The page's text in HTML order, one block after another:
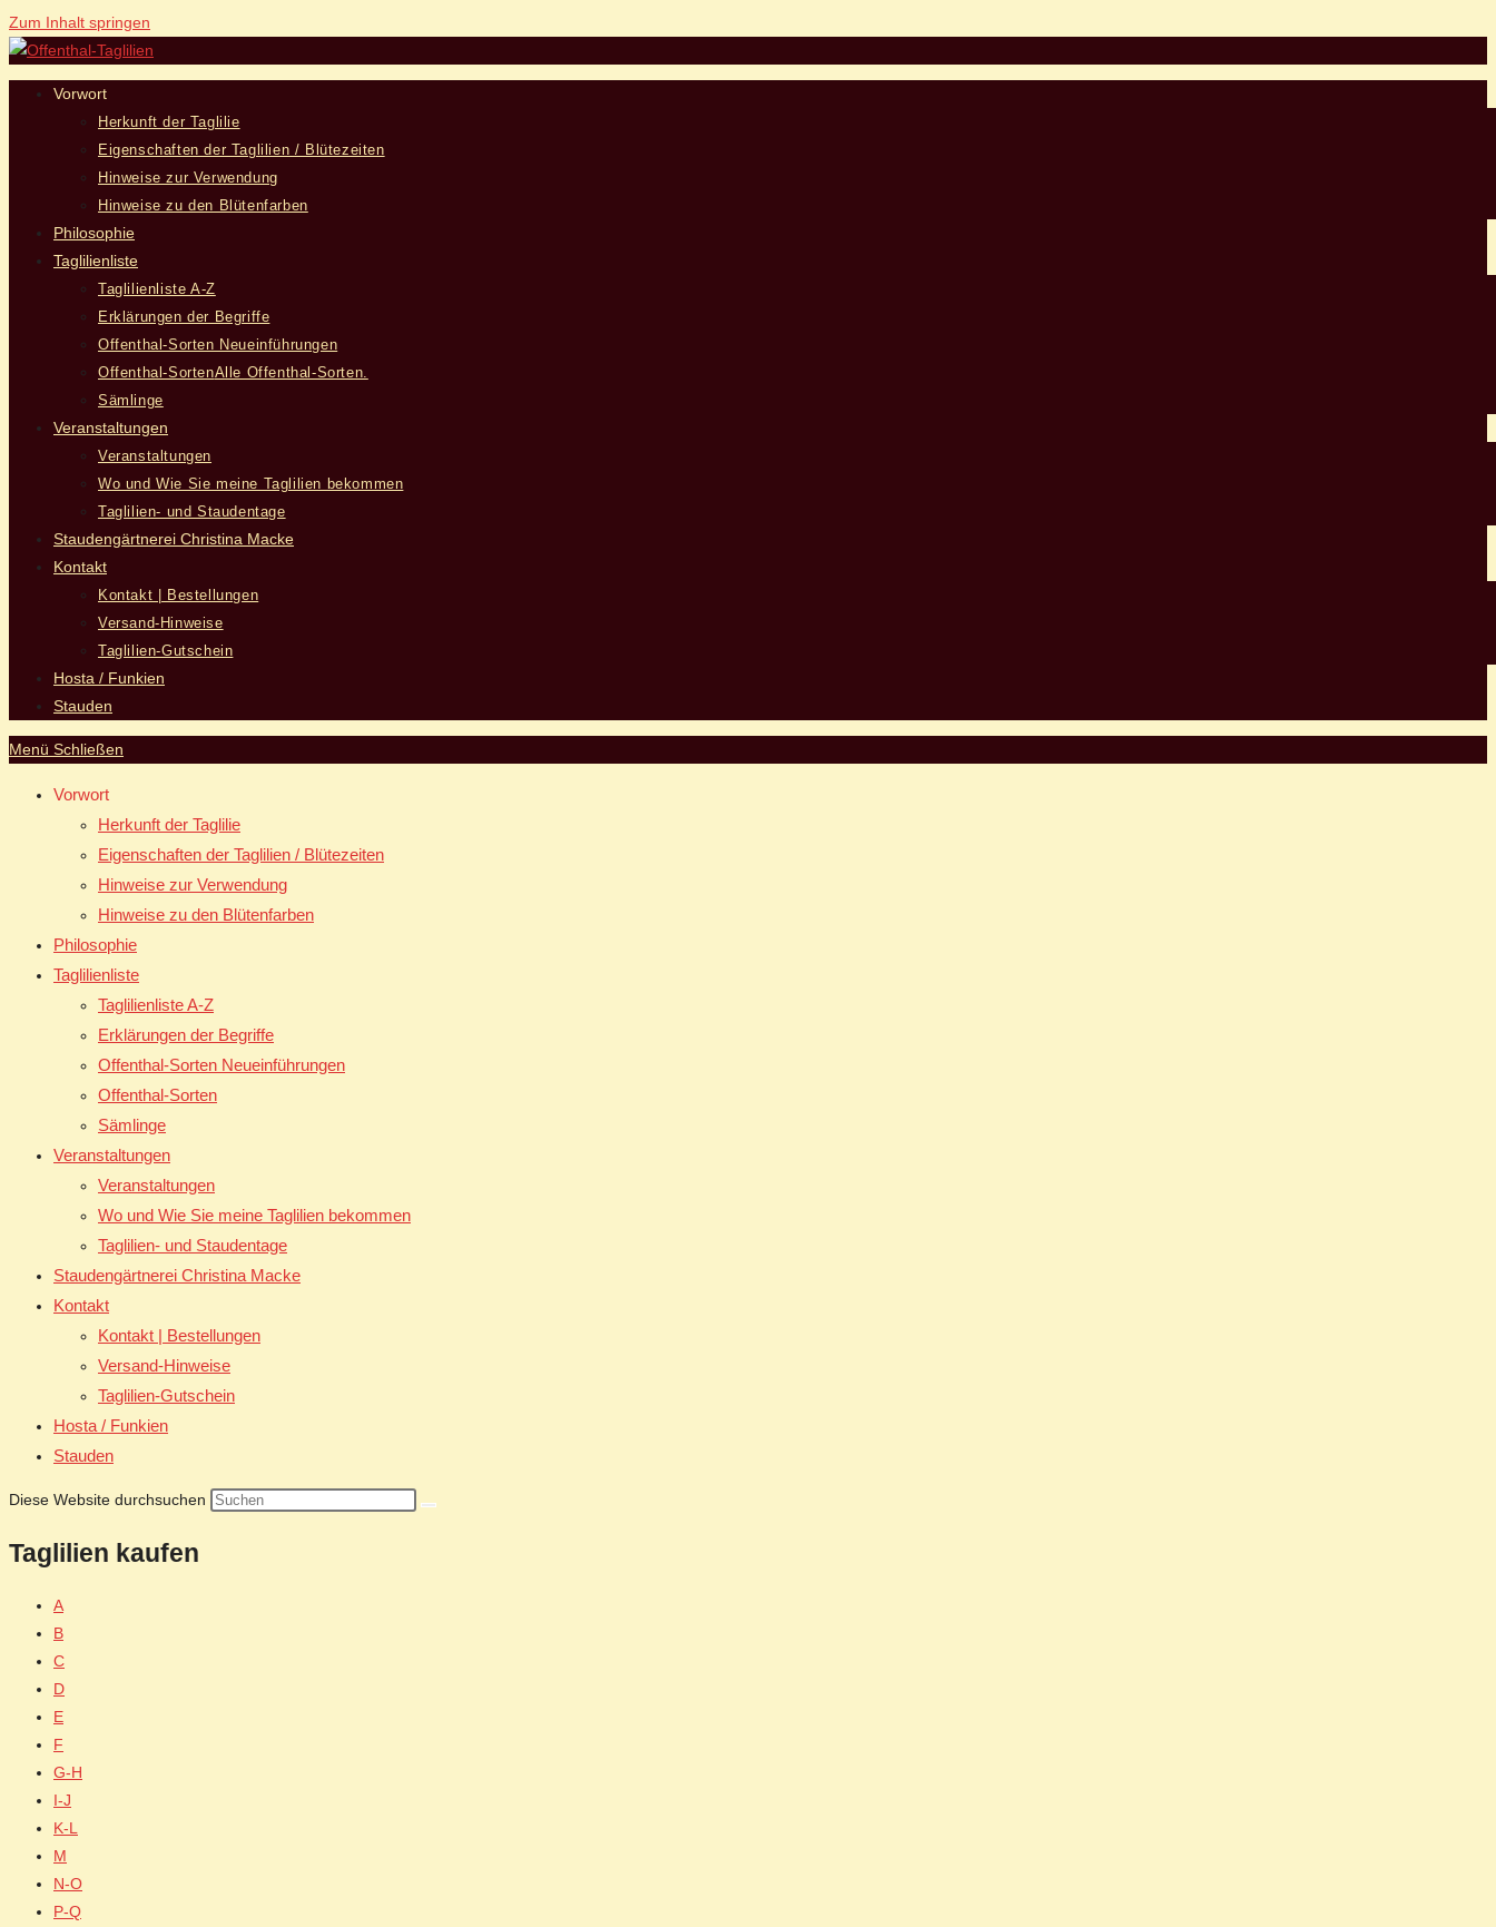
Zum Inhalt springen
Vorwort
Herkunft der Taglilie
Eigenschaften der Taglilien / Blütezeiten
Hinweise zur Verwendung
Hinweise zu den Blütenfarben
Philosophie
Taglilienliste
Taglilienliste A-Z
Erklärungen der Begriffe
Offenthal-Sorten Neueinführungen
Offenthal-SortenAlle Offenthal-Sorten.
Sämlinge
Veranstaltungen
Veranstaltungen
Wo und Wie Sie meine Taglilien bekommen
Taglilien- und Staudentage
Staudengärtnerei Christina Macke
Kontakt
Kontakt | Bestellungen
Versand-Hinweise
Taglilien-Gutschein
Hosta / Funkien
Stauden
Menü Schließen
Vorwort
Herkunft der Taglilie
Eigenschaften der Taglilien / Blütezeiten
Hinweise zur Verwendung
Hinweise zu den Blütenfarben
Philosophie
Taglilienliste
Taglilienliste A-Z
Erklärungen der Begriffe
Offenthal-Sorten Neueinführungen
Offenthal-Sorten
Sämlinge
Veranstaltungen
Veranstaltungen
Wo und Wie Sie meine Taglilien bekommen
Taglilien- und Staudentage
Staudengärtnerei Christina Macke
Kontakt
Kontakt | Bestellungen
Versand-Hinweise
Taglilien-Gutschein
Hosta / Funkien
Stauden
Diese Website durchsuchen
Taglilien kaufen
A
B
C
D
E
F
G-H
I-J
K-L
M
N-O
P-Q